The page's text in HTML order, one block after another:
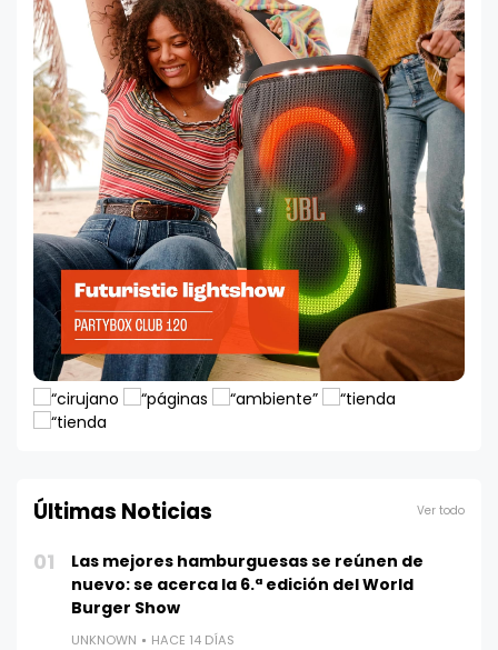
Últimas Noticias Ver todo
01
Las mejores hamburguesas se reúnen de
nuevo: se acerca la 6.ª edición del World
Burger Show
UNKNOWN HACE 14 DÍAS